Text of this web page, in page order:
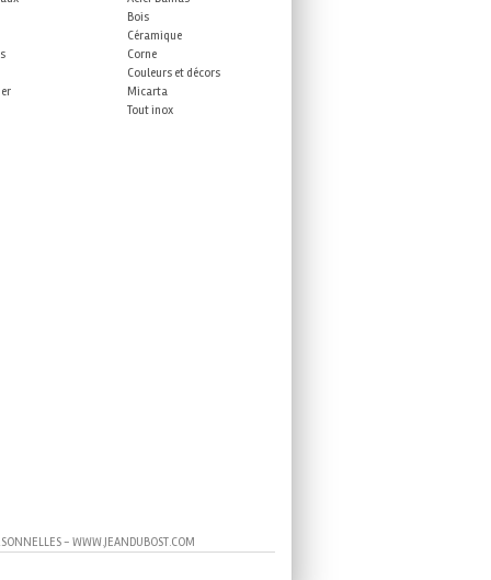
Bois
Céramique
Corne
Couleurs et décors
Micarta
Tout inox
- WWW.JEANDUBOST.COM